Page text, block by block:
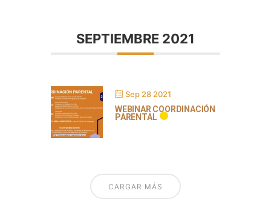
SEPTIEMBRE 2021
Sep 28 2021
WEBINAR COORDINACIÓN
PARENTAL
CARGAR MÁS